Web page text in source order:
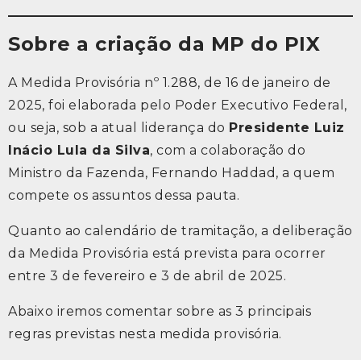
Sobre a criação da MP do PIX
A Medida Provisória nº 1.288, de 16 de janeiro de
2025, foi elaborada pelo Poder Executivo Federal,
ou seja, sob a atual liderança do Presidente Luiz
Inácio Lula da Silva, com a colaboração do
Ministro da Fazenda, Fernando Haddad, a quem
compete os assuntos dessa pauta.
Quanto ao calendário de tramitação, a deliberação
da Medida Provisória está prevista para ocorrer
entre 3 de fevereiro e 3 de abril de 2025.
Abaixo iremos comentar sobre as 3 principais
regras previstas nesta medida provisória.